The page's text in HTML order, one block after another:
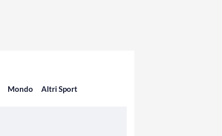
Mondo Altri Sport